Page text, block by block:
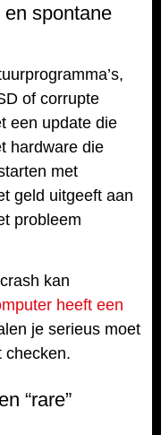
spontane
of corrupte
een update die
hardware die
met
geld uitgeeft aan
probleem
kan
heeft een
je serieus moet
checken.
“rare”